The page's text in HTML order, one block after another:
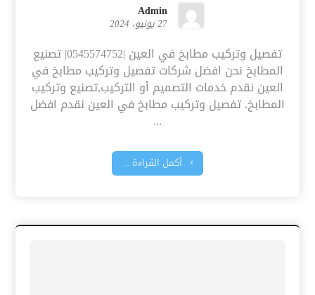
Admin
27 يونيو، 2024
تفصيل وتركيب مطابخ في العين |0545574752| تصنيع
المطابخ نحن افضل شركات تفصيل وتركيب مطابخ في
العين نقدم خدمات التصميم أو التركيب,تصنيع وتركيب
المطابخ. تفصيل وتركيب مطابخ في العين نقدم افضل
...
أكمل القراءة ...